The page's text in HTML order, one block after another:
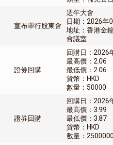
宣布舉行股東會
週年大會
日期：2026年
地址：香港金
會議室
證券回購
回購日：2026
最高價：2.06
最低價：2.06
貨幣：HKD
數量：50000
證券回購
回購日：2026
最高價：3.99
最低價：3.87
貨幣：HKD
數量：